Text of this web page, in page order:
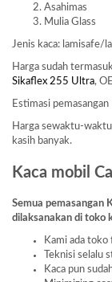
Asahimas
Mulia Glass
Jenis kaca: lamisafe/
Harga sudah
Sikaflex 255 Ultra,
Estimasi
Harga sewaktu-
kasih banyak.
Kaca mobil
Semua pemasangan
dilaksanakan di toko
Kami ada
Teknisi selalu
Kaca pun